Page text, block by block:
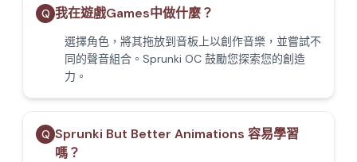
Q 我在遊戲Games中做什麼？
選擇角色，將其拖放到音板上以創作音樂，並嘗試不
同的聲音組合。Sprunki OC 鼓勵您探索您的創造
力。
Q Sprunki But Better Animations 容易學習
嗎？